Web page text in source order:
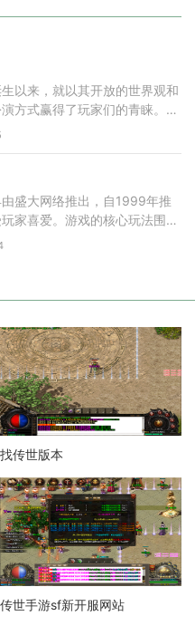
以来，就以其开放的世界观和
方式赢得了玩家们的青睐。玩
的职业，如战士、法师和道
盛大网络推出，自1999年推
家喜爱。游戏的核心玩法围绕
怪升级、装备交易等基本要
找传世版本
传世手游sf新开服网站